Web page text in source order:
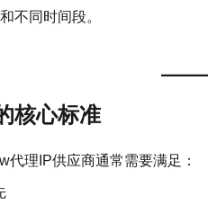
不同时间段。
核心标准
理IP供应商通常需要满足：